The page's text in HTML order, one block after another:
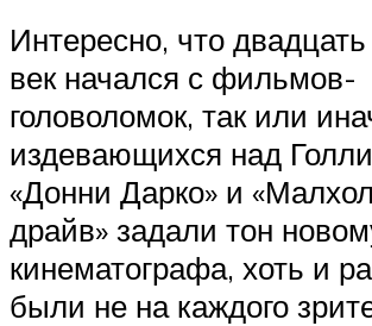
Интересно, что
век начался с фильмов-
головоломок, так или
издевающихся над
«Донни Дарко» и
драйв» задали тон
кинематографа, хоть и
были не на каждого